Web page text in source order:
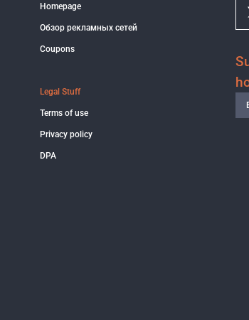
Homepage
Обзор рекламных сетей
Coupons
Legal Stuff
Terms of use
Privacy policy
DPA